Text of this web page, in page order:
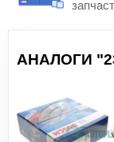
АНАЛОГИ